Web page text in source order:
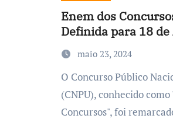
Enem dos
Definida para 18 de
maio 23, 2024
O Concurso Público Nacional Unificado
(CNPU), conhecido como
Concursos", foi